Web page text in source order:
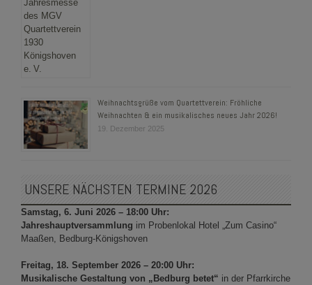
Weihnachtsgrüße vom Quartettverein: Fröhliche
Weihnachten & ein musikalisches neues Jahr 2026!
19. Dezember 2025
UNSERE NÄCHSTEN TERMINE 2026
Samstag, 6. Juni 2026 – 18:00 Uhr:
Jahreshauptversammlung im Probenlokal Hotel „Zum Casino“
Maaßen, Bedburg-Königshoven
Freitag, 18. September 2026 – 20:00 Uhr:
Musikalische Gestaltung von „Bedburg betet“ in der Pfarrkirche